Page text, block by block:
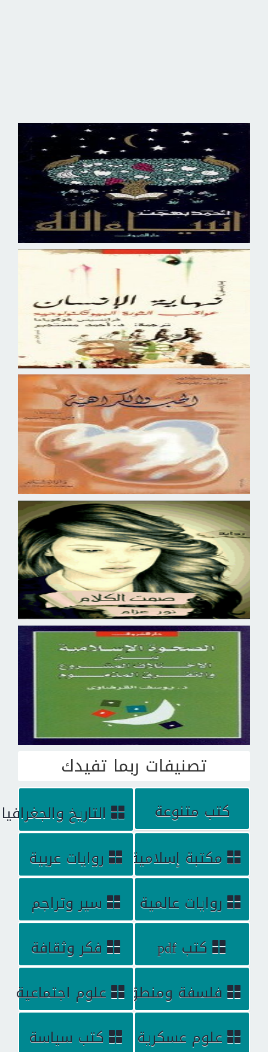
تصنيفات ربما تفيدك
كتب متنوعة
التاريخ والجغرافيا
مكتبة إسلامية
روايات عربية
روايات عالمية
سير وتراجم
كتب pdf
فكر وثقافة
فلسفة ومنطق
علوم اجتماعية
علوم عسكرية
كتب سياسة